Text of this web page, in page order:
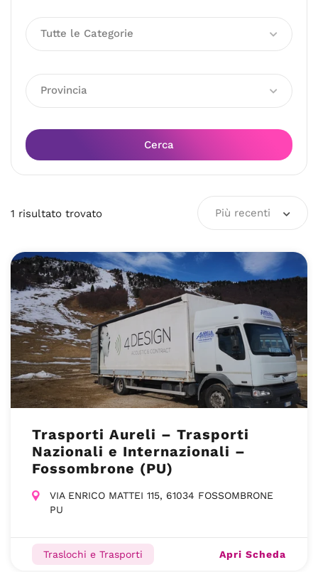
Tutte le Categorie
Provincia
Cerca
1 risultato trovato Più recenti
Trasporti Aureli – Trasporti
Nazionali e Internazionali –
Fossombrone (PU)
VIA ENRICO MATTEI 115, 61034 FOSSOMBRONE
PU
Traslochi e Trasporti Apri Scheda